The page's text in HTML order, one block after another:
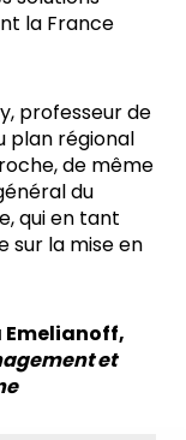
la France
professeur de
plan régional
de même
du
qui en tant
sur la mise en
Emelianoff,
et